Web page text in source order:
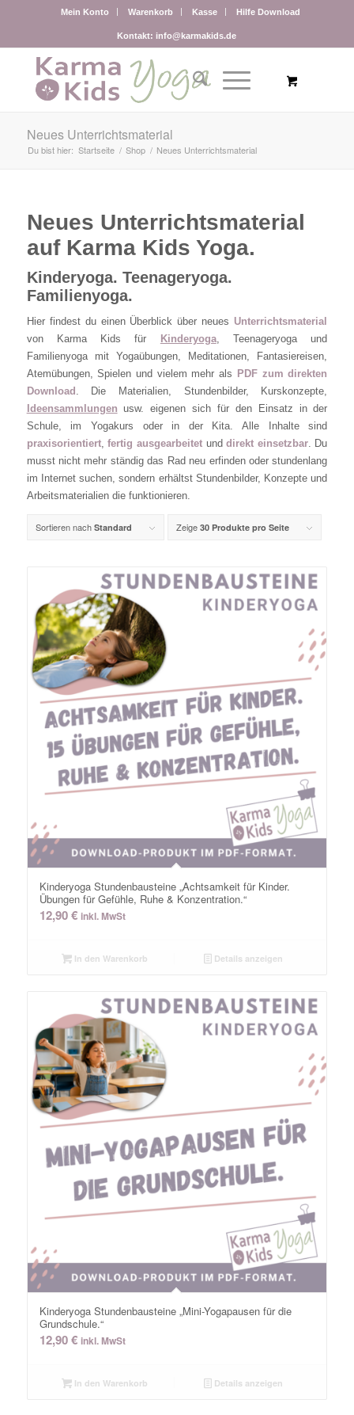
Mein Konto Warenkorb Kasse Hilfe Download
Kontakt: info@karmakids.de
Neues Unterrichtsmaterial
Du bist hier: Startseite / Shop / Neues Unterrichtsmaterial
Neues Unterrichtsmaterial
auf Karma Kids Yoga.
Kinderyoga. Teenageryoga.
Familienyoga.
Hier findest du einen Überblick über neuesUnterrichtsmaterial
von Karma Kids für
Kinderyoga, Teenageryoga und
Familienyoga mit Yogaübungen, Meditationen, Fantasiereisen,
Atemübungen, Spielen und vielem mehr als PDF zum direkten
Download . Die Materialien, Stundenbilder, Kurskonzepte,
Ideensammlungen usw. eigenen sich für den Einsatz in der
Schule, im Yogakurs oder in der Kita. Alle Inhalte sind
praxisorientiert,fertig ausgearbeitetunddirekt einsetzbar. Du
musst nicht mehr ständig das Rad neu erfinden oder stundenlang
im Internet suchen, sondern erhältst Stundenbilder, Konzepte und
Arbeitsmaterialien die funktionieren.
Sortieren nach Standard Zeige 30 Produkte pro Seite
Kinderyoga Stundenbausteine „Achtsamkeit für Kinder.
Übungen für Gefühle, Ruhe & Konzentration.“
12,90€ inkl. MwSt
In den Warenkorb Details anzeigen
Kinderyoga Stundenbausteine „Mini-Yogapausen für die
Grundschule.“
12,90€ inkl. MwSt
In den Warenkorb Details anzeigen